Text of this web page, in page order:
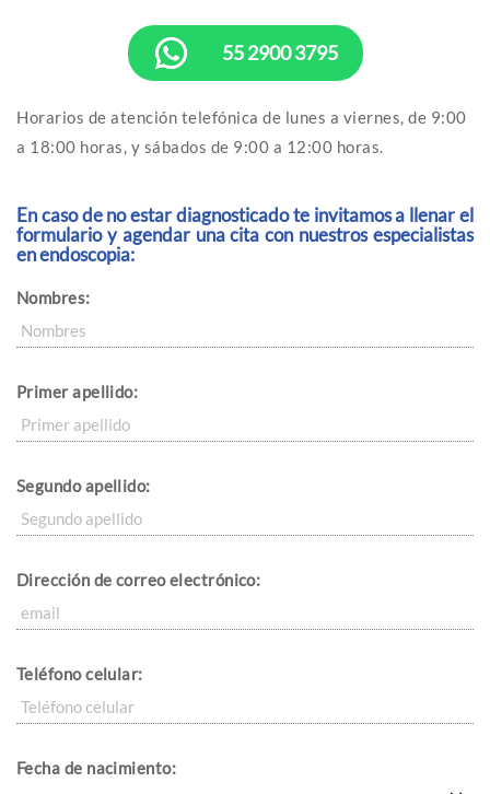
55 2900 3795
Horarios de atención telefónica de lunes a viernes, de 9:00
a 18:00 horas, y sábados de 9:00 a 12:00 horas.
En caso de no estar diagnosticado te invitamos a llenar el
formulario y agendar una cita con nuestros especialistas
en endoscopia:
Nombres:
Primer apellido:
Segundo apellido:
Dirección de correo electrónico:
Teléfono celular:
Fecha de nacimiento: